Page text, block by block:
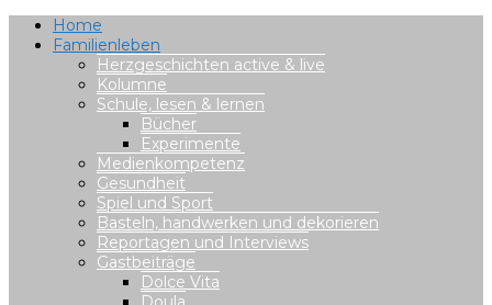
Home
Familienleben
Herzgeschichten active & live
Kolumne
Schule, lesen & lernen
Bücher
Experimente
Medienkompetenz
Gesundheit
Spiel und Sport
Basteln, handwerken und dekorieren
Reportagen und Interviews
Gastbeiträge
Dolce Vita